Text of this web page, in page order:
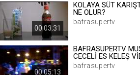
hale
bir
Türü
00:03:31
KOLAYA SÜT
NE OLUR?
bafrasupertv
00:05:13
BAFRASUPERTV
CECELİ ES KELEŞ
bafrasupertv